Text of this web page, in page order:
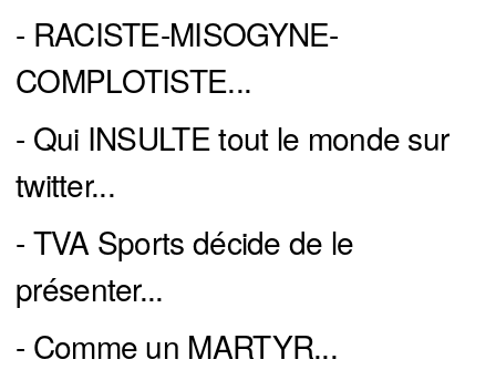
- RACISTE-MISOGYNE-
COMPLOTISTE...
- Qui INSULTE tout le monde sur
twitter...
- TVA Sports décide de le
présenter...
- Comme un MARTYR...